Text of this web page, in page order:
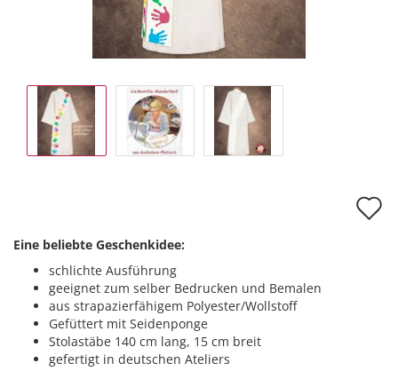
Eine beliebte Geschenkidee:
schlichte Ausführung
geeignet zum selber Bedrucken und Bemalen
aus strapazierfähigem Polyester/Wollstoff
Gefüttert mit Seidenponge
Stolastäbe 140 cm lang, 15 cm breit
gefertigt in deutschen Ateliers